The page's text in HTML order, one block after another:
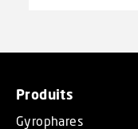
Produits
Gyrophares